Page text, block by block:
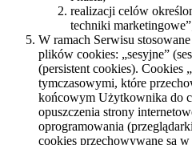
realizacji celów
techniki
W ramach Serwisu
plików cookies: „sesyjne”
(persistent cookies). Cookies
tymczasowymi, które
końcowym Użytkownika do
opuszczenia strony
oprogramowania
cookies przechowywane są